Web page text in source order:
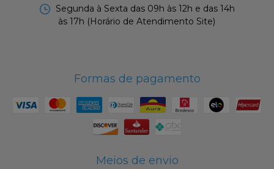
Segunda à Sexta das 09h às 12h e das 14h
às 17h (Horário de Atendimento Site)
Formas de pagamento
Meios de envio